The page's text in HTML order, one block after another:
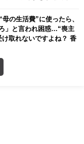
の生活費”に使ったら、
」と言われ困惑…“喪主
取れないですよね？ 香